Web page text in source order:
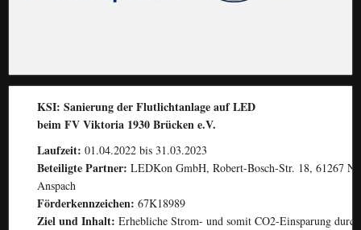
KSI: Sanierung der Flutlichtanlage auf LED
beim FV Viktoria 1930 Brücken e.V.
Laufzeit: 01.04.2022 bis 31.03.2023
Beteiligte Partner: LEDKon GmbH, Robert-Bosch-Str. 18, 61267
Anspach
Förderkennzeichen: 67K18989
Ziel und Inhalt: Erhebliche Strom- und somit CO2-Einsparung durch